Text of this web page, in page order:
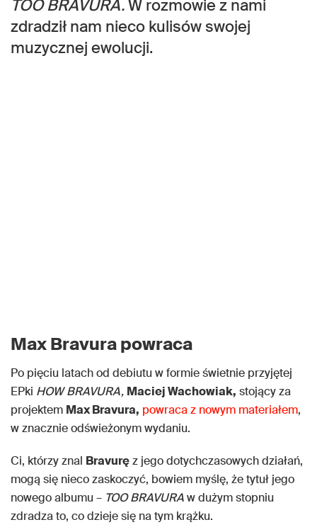
TOO BRAVURA.W rozmowie z nami
zdradził nam nieco kulisów swojej
muzycznej ewolucji.
Max Bravura powraca
Po pięciu latach od debiutu w formie świetnie przyjętej
EPki HOW BRAVURA, Maciej Wachowiak, stojący za
projektem Max Bravura, powraca z nowym materiałem,
w znacznie odświeżonym wydaniu.
Ci, którzy znal Bravuręz jego dotychczasowych działań,
mogą się nieco zaskoczyć, bowiem myślę, że tytuł jego
nowego albumu – TOO BRAVURAw dużym stopniu
zdradza to, co dzieje się na tym krążku.